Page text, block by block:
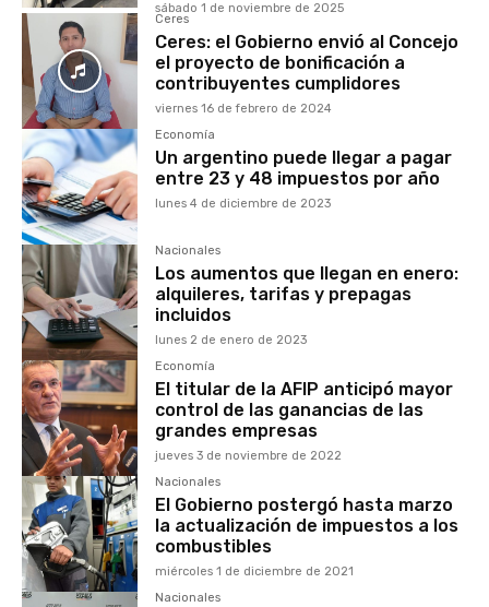
sábado 1 de noviembre de 2025
Ceres
Ceres: el Gobierno envió al Concejo
el proyecto de bonificación a
contribuyentes cumplidores
viernes 16 de febrero de 2024
Economía
Un argentino puede llegar a pagar
entre 23 y 48 impuestos por año
lunes 4 de diciembre de 2023
Nacionales
Los aumentos que llegan en enero:
alquileres, tarifas y prepagas
incluidos
lunes 2 de enero de 2023
Economía
El titular de la AFIP anticipó mayor
control de las ganancias de las
grandes empresas
jueves 3 de noviembre de 2022
Nacionales
El Gobierno postergó hasta marzo
la actualización de impuestos a los
combustibles
miércoles 1 de diciembre de 2021
Nacionales